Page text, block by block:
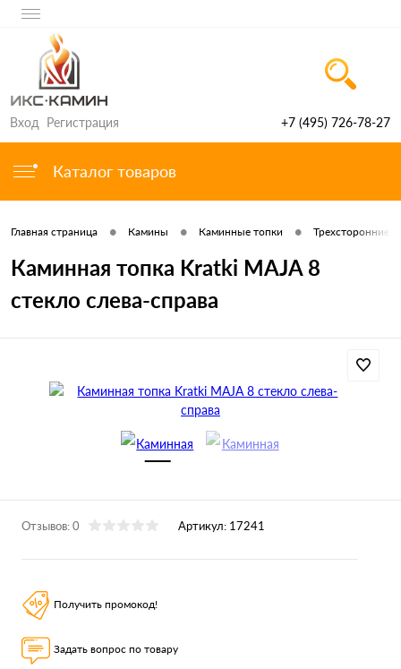
Вход Регистрация +7 (495) 726-78-27
Каталог товаров
Главная страница • Камины • Каминные топки • Трехсторонние
Каминная топка Kratki MAJA 8
стекло слева-справа
Отзывов: 0 Артикул: 17241
Получить промокод!
Задать вопрос по товару